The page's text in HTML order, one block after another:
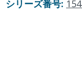
シリーズ番号: